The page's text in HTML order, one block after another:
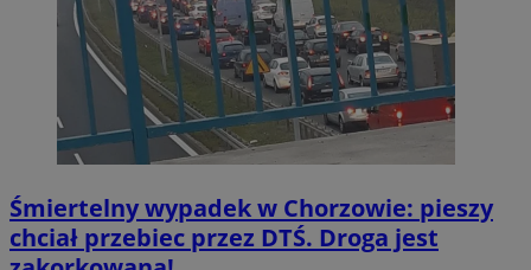
Śmiertelny wypadek w Chorzowie: pieszy
chciał przebiec przez DTŚ. Droga jest